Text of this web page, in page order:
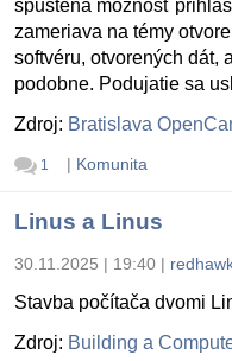
spustená možnosť
zameriava na témy
softvéru, otvorených dát,
podobne. Podujatie sa
Zdroj: Bratislava
1 | Komunita
Linus a Linus
30.11.2025 | 19:40 |
Stavba počítača dvomi
Zdroj: Building a